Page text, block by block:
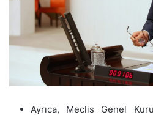
Ayrıca, Meclis Genel